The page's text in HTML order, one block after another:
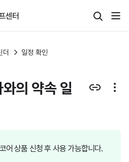
더 일정 확인
의 약속 일
어 상품 신청 후 사용 가능합니다.